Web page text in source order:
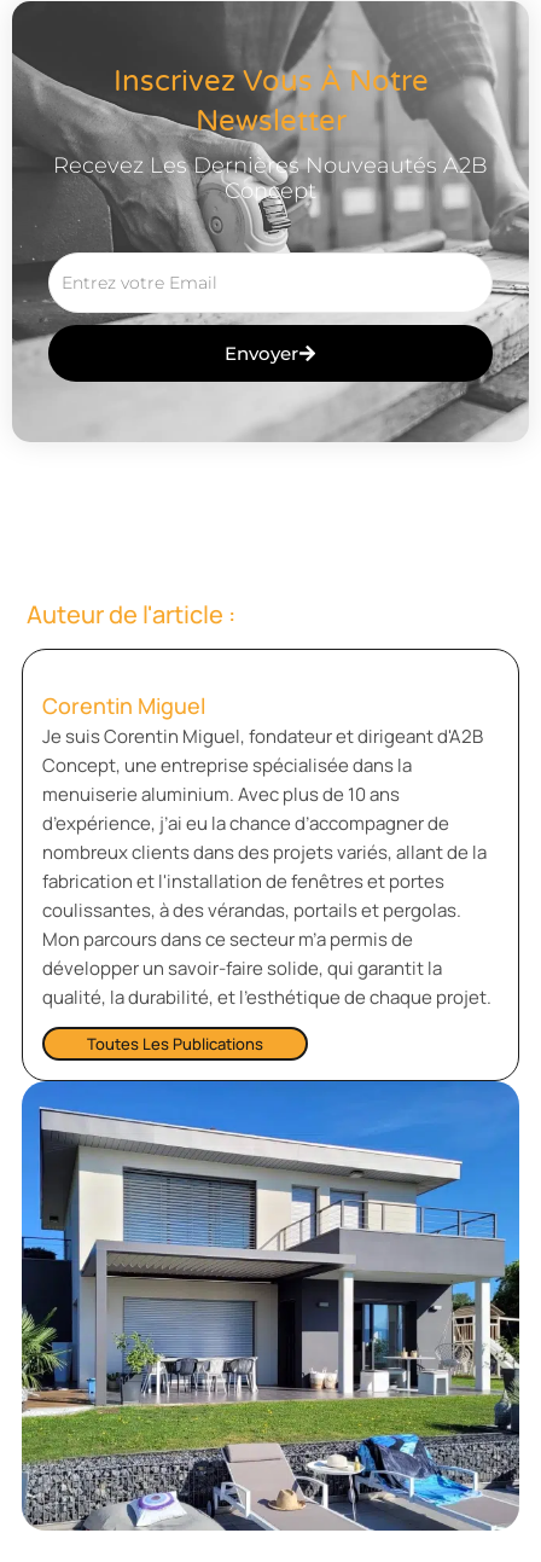
Inscrivez Vous À Notre
Newsletter
Recevez Les Dernières Nouveautés A2B
Concept
Envoyer
I
V
:
Auteur de l'article :
Corentin Miguel
Je suis Corentin Miguel, fondateur et dirigeant d'A2B
Concept, une entreprise spécialisée dans la
menuiserie aluminium. Avec plus de 10 ans
d’expérience, j’ai eu la chance d’accompagner de
nombreux clients dans des projets variés, allant de la
fabrication et l'installation de fenêtres et portes
coulissantes, à des vérandas, portails et pergolas.
Mon parcours dans ce secteur m’a permis de
développer un savoir-faire solide, qui garantit la
qualité, la durabilité, et l’esthétique de chaque projet.
Toutes Les Publications